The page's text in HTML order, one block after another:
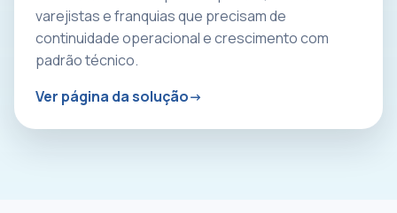
varejistas e franquias que precisam de
continuidade operacional e crescimento com
padrão técnico.
Ver página da solução